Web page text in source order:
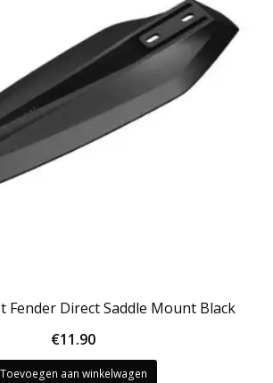
Fender Direct Saddle Mount Black
€11.90
Toevoegen aan winkelwagen